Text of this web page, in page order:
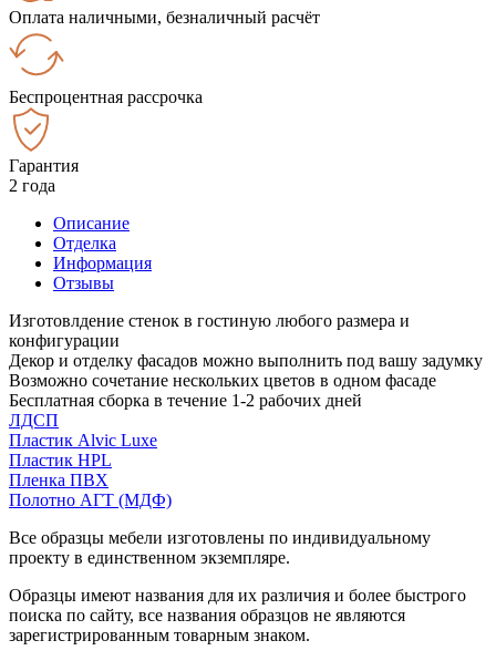
Оплата наличными, безналичный расчёт
Беспроцентная рассрочка
Гарантия
2 года
Описание
Отделка
Информация
Отзывы
Изготовлдение стенок в гостиную любого размера и
конфигурации
Декор и отделку фасадов можно выполнить под вашу задумку
Возможно сочетание нескольких цветов в одном фасаде
Бесплатная сборка в течение 1-2 рабочих дней
ЛДСП
Пластик Alvic Luxe
Пластик HPL
Пленка ПВХ
Полотно АГТ (МДФ)
Все образцы мебели изготовлены по индивидуальному
проекту в единственном экземпляре.
Образцы имеют названия для их различия и более быстрого
поиска по сайту, все названия образцов не являются
зарегистрированным товарным знаком.